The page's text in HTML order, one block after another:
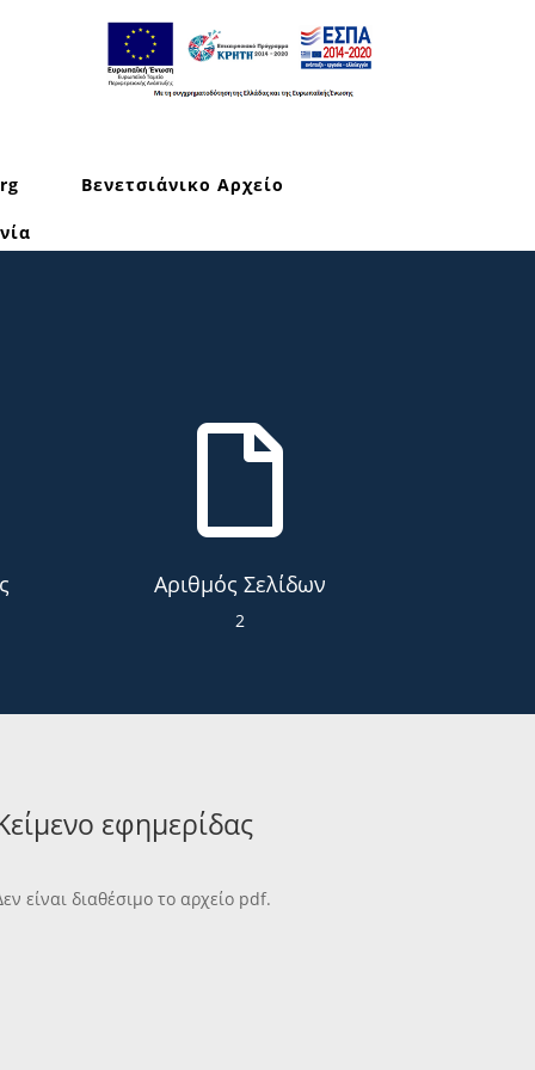
Βενετσιάνικο Αρχείο

Αριθμός Σελίδων
2
εφημερίδας
είναι διαθέσιμο το αρχείο pdf.